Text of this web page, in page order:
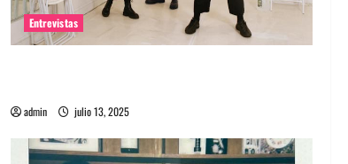
Entrevistas
admin julio 13, 2025